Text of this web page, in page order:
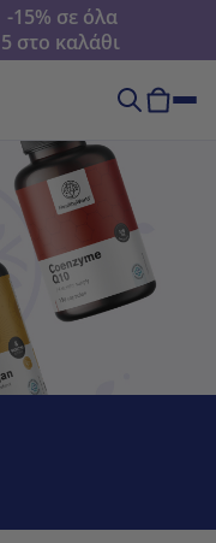
σε όλα
στο καλάθι